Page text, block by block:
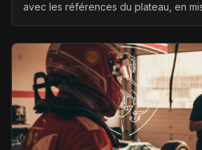
avec les références du plateau, en